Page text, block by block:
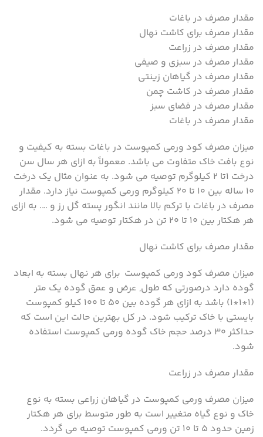
مقدار مصرف در باغات
مقدار مصرف برای کاشت نهال
مقدار مصرف در زراعت
مقدار مصرف در سبزی و صیفی
مقدار مصرف در گیاهان زینتی
مقدار مصرف در کاشت چمن
مقدار مصرف در فضای سبز
مقدار مصرف در باغات
میزان مصرف کود ورمی کمپوست در باغات بسته به کیفیت و
نوع بافت خاک متفاوت می باشد. معمولاً به ازای هر سال سن
درخت ۱تا ۲ کیلوگرم توصیه می شود. به عنوان مثال یک درخت
۱۰ ساله بین ۱۰ تا ۲۰ کیلوگرم ورمی کمپوست نیاز دارد. مقدار
مصرف در باغات با ترکم بالا مانند انگور پسته گل رز و …. به ازای
هر هکتار بین ۱۰ تا ۲۰ تن در هکتار توصیه می شود.
مقدار مصرف برای کاشت نهال
میزان مصرف کود ورمی کمپوست برای هر نهال بسته به ابعاد
گوده دارد درصورتی که طول, عرض و عمق گوده یک متر
(۱*۱*۱) باشد به ازای هر گوده بین ۵۰ تا ۱۰۰ کیلو کمپوست
بایستی با خاک ترکیب شود. در کل بهترین حالت این است که
حداکثر ۳۰ درصد حجم خاک گوده ورمی کمپوست استفاده
شود.
مقدار مصرف در زراعت
میزان مصرف ورمی کمپوست در گیاهان زراعی بسته به نوع
خاک و نوع گیاه متغییر است به طور متوسط برای هر هکتار
زمین حدود ۵ تا ۱۰ تن ورمی کمپوست توصیه می گردد.